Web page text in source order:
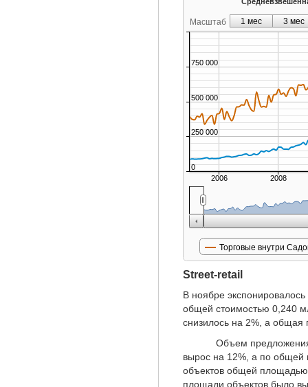
Масштаб
Торговые внутри
2006 2008
0
250 000
500 000
750 000
1 мес 3 мес
Street-retail
В ноябре
общей стоимостью 0,240
снизилось на 2%, а
Объем предложения
вырос на 12%, а по общей
объектов общей
площади объектов было